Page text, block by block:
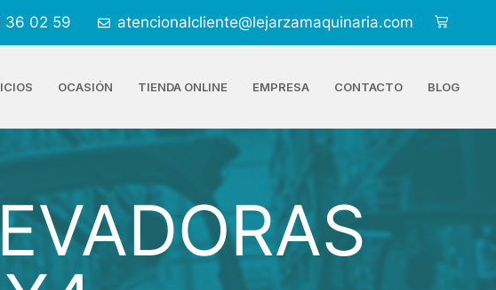
36 02 59 atencionalcliente@lejarzamaquinaria.com
OCASIÓN TIENDA ONLINE EMPRESA CONTACTO BLOG